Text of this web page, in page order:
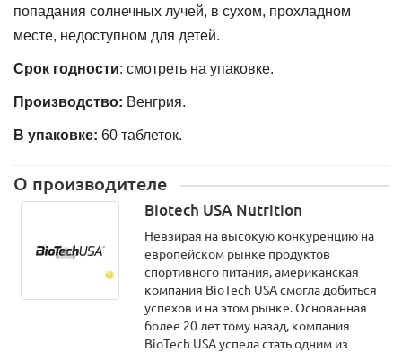
попадания солнечных лучей, в сухом, прохладном
месте, недоступном для детей.
Срок годности: смотреть на упаковке.
Производство: Венгрия.
В упаковке: 60 таблеток.
style="outline:
none;
origin:
center
О производителе
Biotech USA Nutrition
Невзирая на высокую конкуренцию на
европейском рынке продуктов
спортивного питания, американская
компания BioTech USA смогла добиться
успехов и на этом рынке. Основанная
более 20 лет тому назад, компания
BioTech USA успела стать одним из